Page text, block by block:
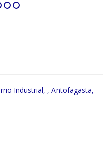
Industrial, , Antofagasta,